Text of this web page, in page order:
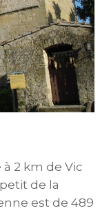
2 km de Vic
de la
est de 489